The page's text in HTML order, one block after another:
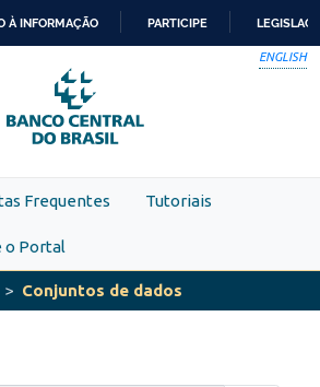
PARA
O
CONTEÚDO
À INFORMAÇÃO PARTICIPE
ENGLISH
Frequentes Tutoriais
o Portal
Conjuntos de dados